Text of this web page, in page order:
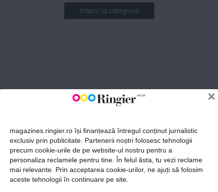
×
magazines.ringier.ro își finanțează întregul conținut jurnalistic
exclusiv prin publicitate. Partenerii noștri folosesc tehnologii
precum cookie-urile de pe website-ul nostru pentru a
personaliza reclamele pentru tine. În felul ăsta, tu vezi reclame
mai relevante. Prin acceptarea cookie-urilor, ne ajuți să folosim
aceste tehnologii în continuare pe site.
Inapoi la categorie
ABONEAZĂ-TE